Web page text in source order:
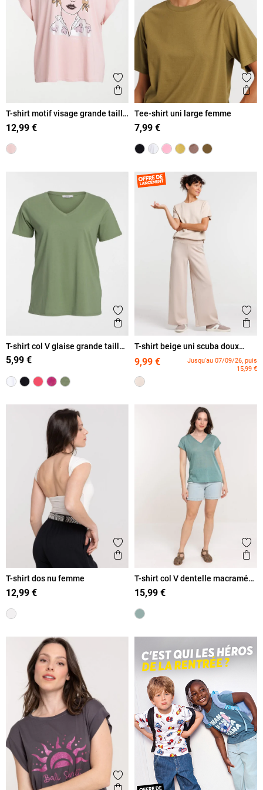
Ajouter aux favoris
Aperçu rapide
T-shirt motif visage grande taille
femme
12,99 €
Tee-shirt uni large femme
7,99 €
Ajouter aux favoris
Aperçu rapide
T-shirt col V glaise grande taille
femme
5,99 €
T-shirt beige uni scuba doux
9,99 €
Jusqu'au 07/09/26, puis
15,99 €
Ajouter aux favoris
Aperçu rapide
T-shirt dos nu femme
12,99 €
T-shirt col V dentelle macramé
femme
15,99 €
Ajouter aux favoris